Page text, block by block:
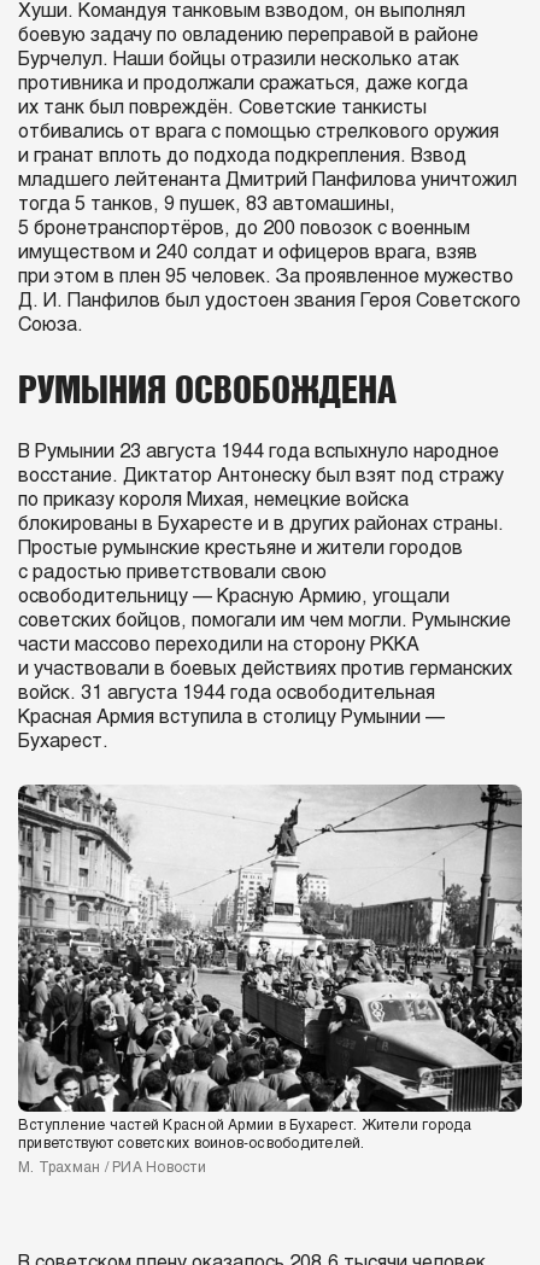
Хуши. Командуя танковым взводом, он выполнял
боевую задачу по овладению переправой в районе
Бурчелул. Наши бойцы отразили несколько атак
противника и продолжали сражаться, даже когда
их танк был повреждён. Советские танкисты
отбивались от врага с помощью стрелкового оружия
и гранат вплоть до подхода подкрепления. Взвод
младшего лейтенанта Дмитрий Панфилова уничтожил
тогда 5 танков, 9 пушек, 83 автомашины,
5 бронетранспортёров, до 200 повозок с военным
имуществом и 240 солдат и офицеров врага, взяв
при этом в плен 95 человек. За проявленное мужество
Д. И. Панфилов был удостоен звания Героя Советского
Союза.
РУМЫНИЯ ОСВОБОЖДЕНА
В Румынии 23 августа 1944 года вспыхнуло народное
восстание. Диктатор Антонеску был взят под стражу
по приказу короля Михая, немецкие войска
блокированы в Бухаресте и в других районах страны.
Простые румынские крестьяне и жители городов
с радостью приветствовали свою
освободительницу — Красную Армию, угощали
советских бойцов, помогали им чем могли. Румынские
части массово переходили на сторону РККА
и участвовали в боевых действиях против германских
войск. 31 августа 1944 года освободительная
Красная Армия вступила в столицу Румынии —
Бухарест.
Вступление частей Красной Армии в Бухарест. Жители города
приветствуют советских воинов‑освободителей.
М. Трахман / РИА Новости